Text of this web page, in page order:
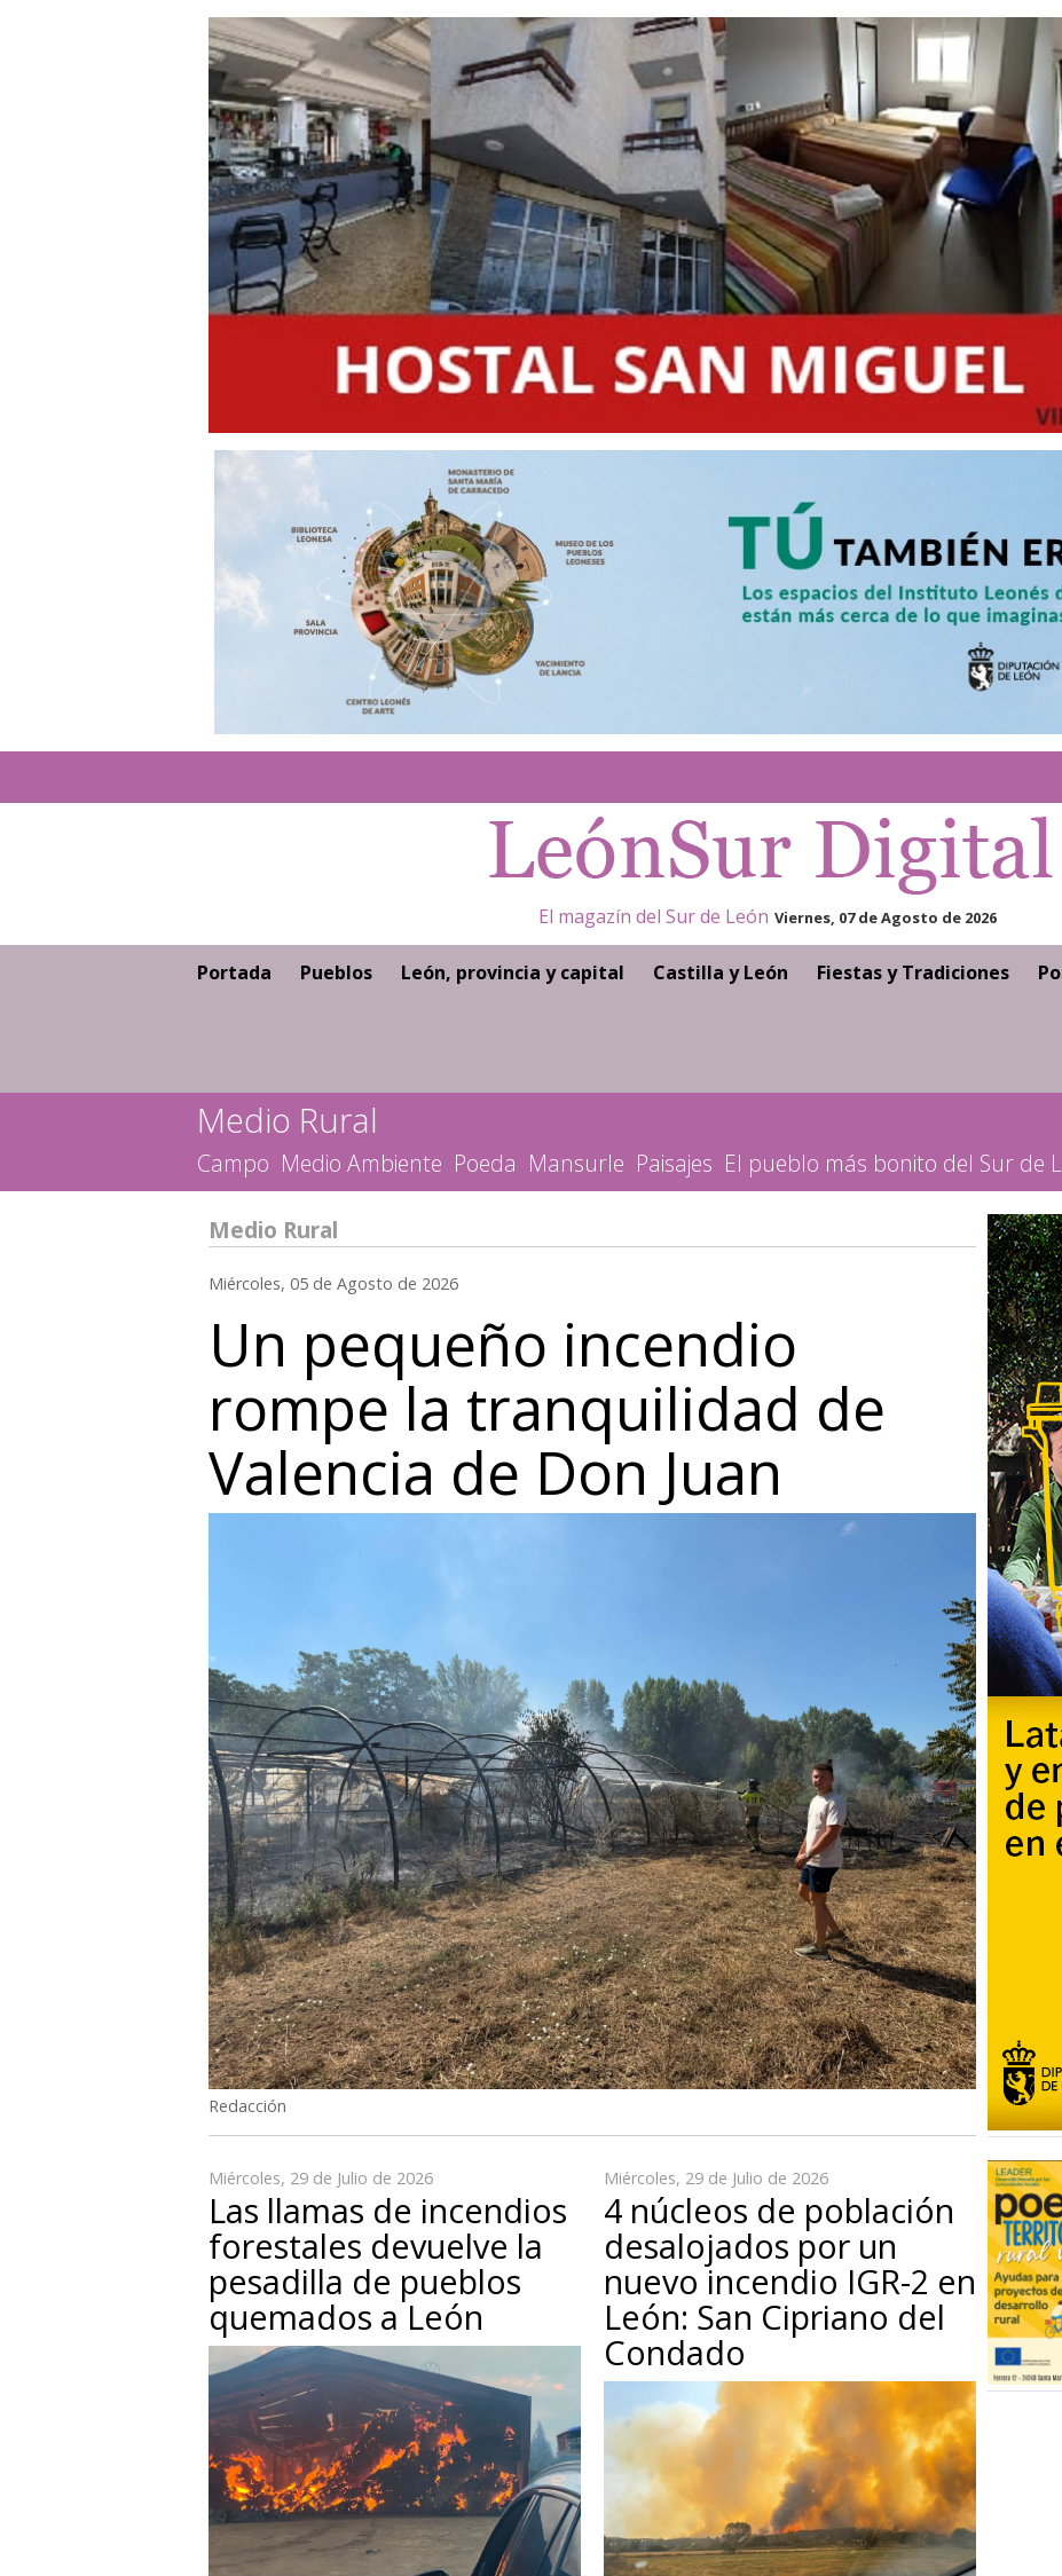
El magazín del Sur de León Viernes, 07 de Agosto de 2026
Portada Pueblos León, provincia y capital Castilla y León Fiestas y Tradiciones
Medio Rural
Campo Medio Ambiente Poeda Mansurle Paisajes El pueblo más bonito del Sur de
Medio Rural
Miércoles, 05 de Agosto de 2026
Un pequeño incendio
rompe la tranquilidad de
Valencia de Don Juan
Redacción
Miércoles, 29 de Julio de 2026
Las llamas de incendios
forestales devuelve la
pesadilla de pueblos
quemados a León
Miércoles, 29 de Julio de 2026
4 núcleos de población
desalojados por un
nuevo incendio IGR-2 en
León: San Cipriano del
Condado